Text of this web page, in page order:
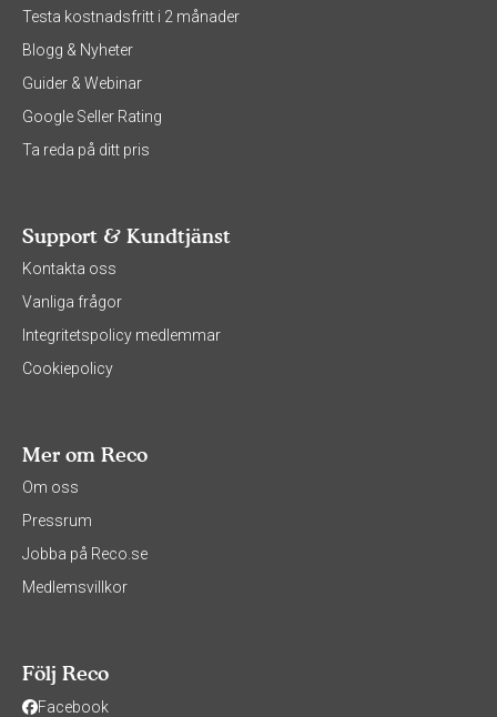
Testa kostnadsfritt i 2 månader
Blogg & Nyheter
Guider & Webinar
Google Seller Rating
Ta reda på ditt pris
Support & Kundtjänst
Kontakta oss
Vanliga frågor
Integritetspolicy medlemmar
Cookiepolicy
Mer om Reco
Om oss
Pressrum
Jobba på Reco.se
Medlemsvillkor
Följ Reco
Facebook